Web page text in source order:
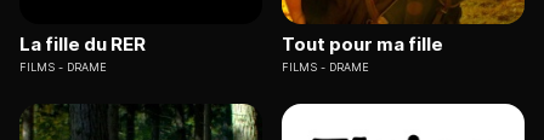
La fille du RER
FILMS DRAME
Tout pour ma fille
FILMS DRAME